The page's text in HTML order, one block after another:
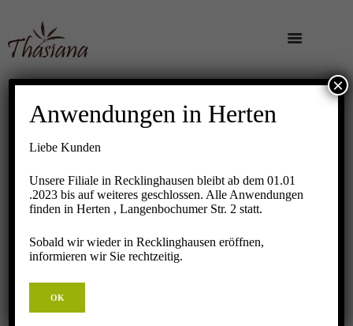
TRADITIONELLE
Anwendungen in Herten
Liebe Kunden
Unsere Filiale in Recklinghausen bleibt ab dem 01.01
.2023 bis auf weiteres geschlossen. Alle Anwendungen
finden in Herten , Langenbochumer Str. 2 statt.
Sobald wir wieder in Recklinghausen eröffnen,
informieren wir Sie rechtzeitig.
OK
×